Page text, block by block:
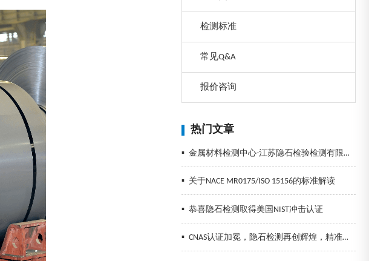
检测标准
常见Q&A
报价咨询
热门文章
▪ 金属材料检测中心-江苏隐石检验检测有限公司
▪ 关于NACE MR0175/ISO 15156的标准解读
▪ 恭喜隐石检测取得美国NIST冲击认证
▪ CNAS认证加冕，隐石检测再创辉煌，精准检测助力企业发展！